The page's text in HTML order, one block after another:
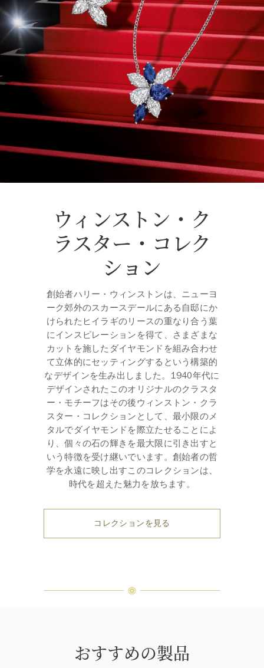
ウィンストン・ク
ラスター・コレク
ション
創始者ハリー・ウィンストンは、ニューヨ
ーク郊外のスカースデールにある自邸にか
けられたヒイラギのリースの重なり合う葉
にインスピレーションを得て、さまざまな
カットを施したダイヤモンドを組み合わせ
て立体的にセッティングするという構築的
なデザインを生み出しました。1940年代に
デザインされたこのオリジナルのクラスタ
ー・モチーフはその後ウィンストン・クラ
スター・コレクションとして、最小限のメ
タルでダイヤモンドを際立たせることによ
り、個々の石の輝きを最大限に引き出すと
いう特徴を受け継いでいます。創始者の哲
学を永遠に映し出すこのコレクションは、
時代を超えた魅力を放ちます。
コレクションを見る
おすすめの製品